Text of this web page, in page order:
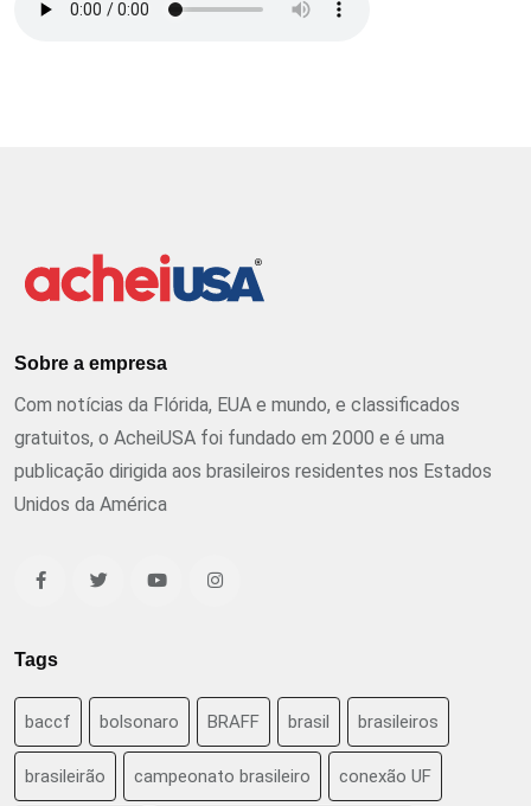
Sobre a empresa
Com notícias da Flórida, EUA e mundo, e classificados
gratuitos, o AcheiUSA foi fundado em 2000 e é uma
publicação dirigida aos brasileiros residentes nos Estados
Unidos da América
Tags
baccf bolsonaro BRAFF brasil brasileiros
brasileirão campeonato brasileiro conexão UF